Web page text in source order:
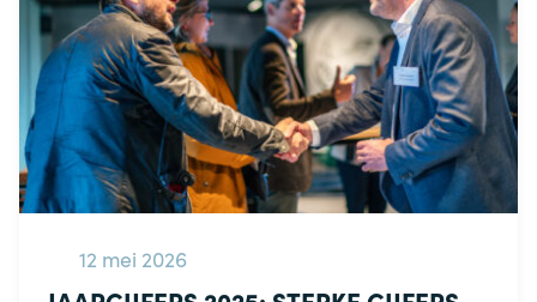
12 mei 2026